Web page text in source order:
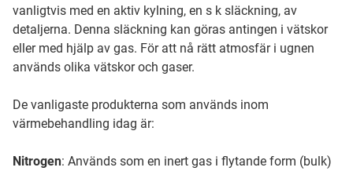
vanligtvis med en aktiv kylning, en s k släckning, av
detaljerna. Denna släckning kan göras antingen i vätskor
eller med hjälp av gas. För att nå rätt atmosfär i ugnen
används olika vätskor och gaser.
De vanligaste produkterna som används inom
värmebehandling idag är:
Nitrogen: Används som en inert gas i flytande form (bulk)